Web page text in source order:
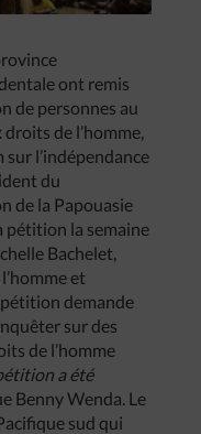
ont remis
de personnes au
de l’homme,
l’indépendance
du
de la Papouasie
pétition la semaine
Bachelet,
et
demande
sur des
de l’homme
a été
Benny Wenda. Le
sud qui